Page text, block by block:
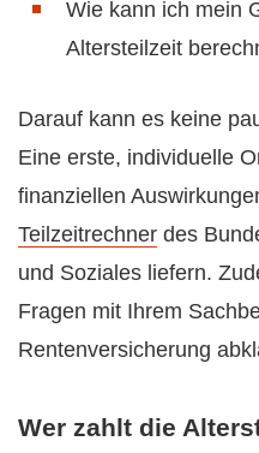
Wie kann ich mein
Altersteilzeit
Darauf kann es keine
Eine erste, individuelle
finanziellen
Teilzeitrechner des
und Soziales liefern.
Fragen mit Ihrem
Rentenversicherung
Wer zahlt die